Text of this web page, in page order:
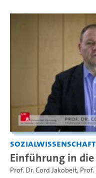
Einführung in
Prof. Dr. Cord Jakobeit, Prof.